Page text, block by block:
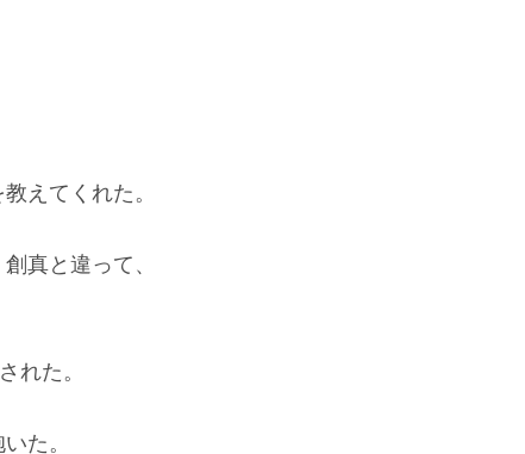
えてくれた。
真と違って、
れた。
た。